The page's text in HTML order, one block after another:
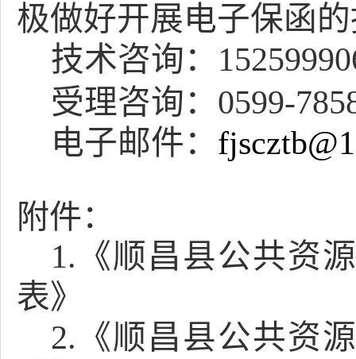
极做好开展电子保函
技术咨询：
受理咨询： 0599-
电子邮件：
附件：
1.《顺昌县公共资
表》
2.《顺昌县公共资